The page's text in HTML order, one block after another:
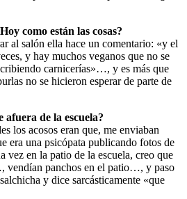
como están las cosas?
al salón ella hace un comentario: «y el
y hay muchos veganos que no se
carnicerías»…, y es más que
no se hicieron esperar de parte de
afuera de la escuela?
los acosos eran que, me enviaban
era una psicópata publicando fotos de
en la patio de la escuela, creo que
vendían panchos en el patio…, y paso
y dice sarcásticamente «que